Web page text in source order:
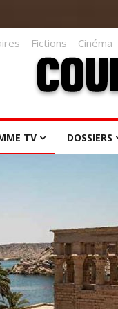
Fictions Cinéma
TV DOSSIERS